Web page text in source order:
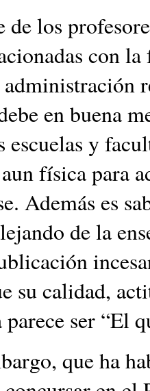
los
con
en buena
y
física para
Además es
de la
su calidad,
ser “El
que ha